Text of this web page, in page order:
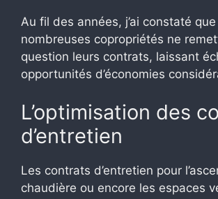
Au fil des années, j’ai constaté
nombreuses copropriétés ne
question leurs contrats, laissant
opportunités d’économies
L’optimisation des
d’entretien
Les contrats d’entretien pour
chaudière ou encore les espaces